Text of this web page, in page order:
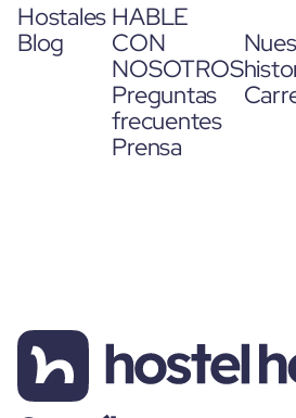
Hostales
Blog
HABLE
CON
NOSOTROS
Preguntas
frecuentes
Prensa